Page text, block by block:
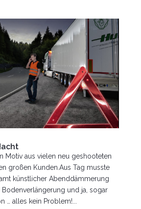
Motiv aus vielen neu geshooteten
großen Kunden.Aus Tag musste
künstlicher Abenddämmerung
und ja, sogar
… alles kein Problem!...